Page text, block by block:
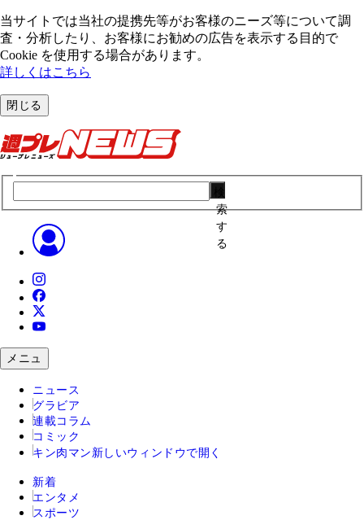
当サイトでは当社の提携先等がお客様のニーズ等について調
査・分析したり、お客様にお勧めの広告を表⽰する⽬的で
Cookie を使⽤する場合があります。
詳しくはこちら
閉じる
索
す
る
メニュ
ニュース
グラビア
連載コラム
コミック
キン肉マン 新しいウィンドウで開く
新着
エンタメ
スポーツ